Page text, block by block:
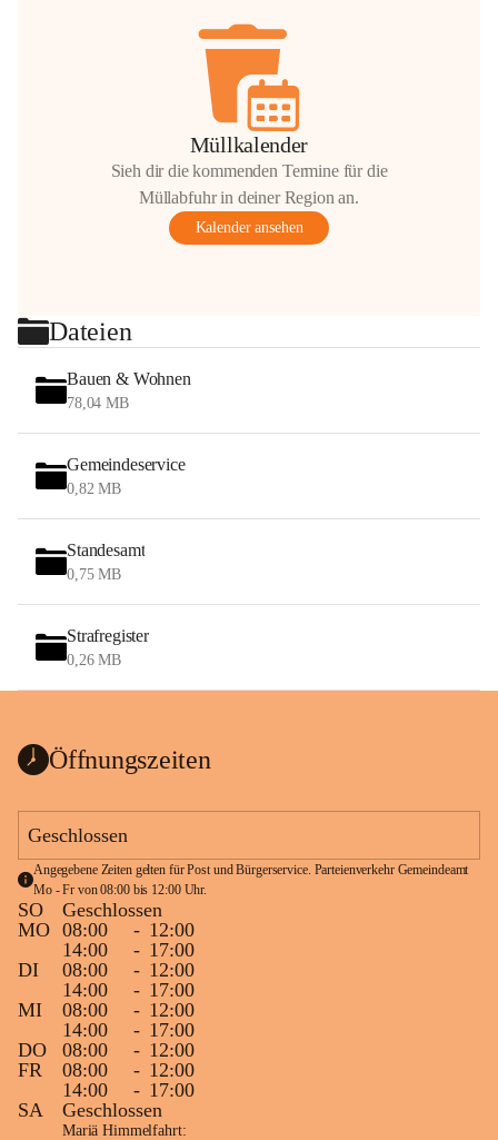
Müllkalender
Sieh dir die kommenden Termine für die
Müllabfuhr in deiner Region an.
Kalender ansehen
Dateien
Bauen & Wohnen
78,04 MB
Gemeindeservice
0,82 MB
Standesamt
0,75 MB
Strafregister
0,26 MB
Öffnungszeiten
Geschlossen
Angegebene Zeiten gelten für Post und Bürgerservice. Parteienverkehr Gemeindeamt
Mo - Fr von 08:00 bis 12:00 Uhr.
SO
Geschlossen
MO 08:00 - 12:00
14:00
- 17:00
DI
08:00 - 12:00
14:00
- 17:00
MI
08:00 - 12:00
14:00
- 17:00
DO
08:00 - 12:00
FR
08:00 - 12:00
14:00
- 17:00
SA
Geschlossen
Mariä Himmelfahrt: